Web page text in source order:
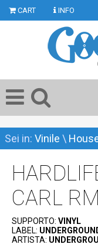
CART INFO
Sei in: Vinile \
CARL
SUPPORTO: VINYL
LABEL:
ARTISTA: